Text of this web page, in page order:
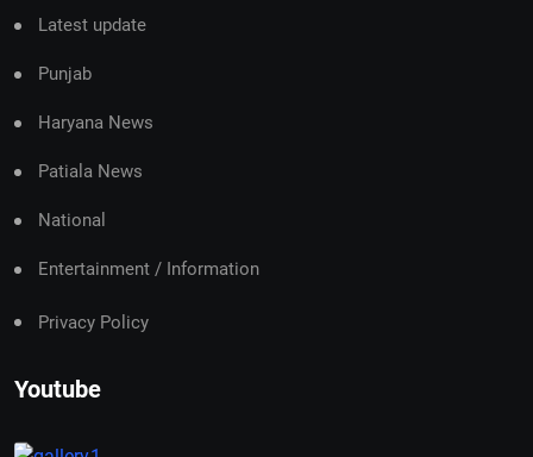
Latest update
Punjab
Haryana News
Patiala News
National
Entertainment / Information
Privacy Policy
Youtube